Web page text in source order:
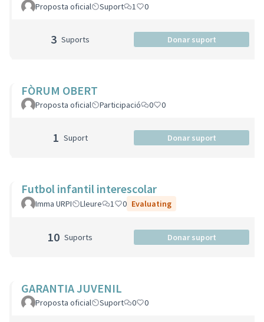
Proposta oficial Suport 1 0
3 Suports Donar suport
FÒRUM OBERT
Proposta oficial Participació 0 0
1 Suport Donar suport
Futbol infantil interescolar
Imma URPI Lleure 1 0 Evaluating
10 Suports Donar suport
GARANTIA JUVENIL
Proposta oficial Suport 0 0